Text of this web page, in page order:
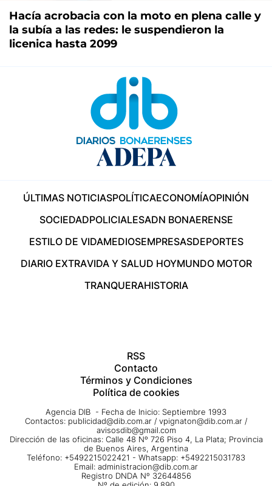
Hacía acrobacia con la moto en plena calle y
la subía a las redes: le suspendieron la
licenica hasta 2099
ÚLTIMAS NOTICIASPOLÍTICAECONOMÍAOPINIÓN
SOCIEDADPOLICIALESADN BONAERENSE
ESTILO DE VIDAMEDIOSEMPRESASDEPORTES
DIARIO EXTRAVIDA Y SALUD HOYMUNDO MOTOR
TRANQUERAHISTORIA
RSS
Contacto
Términos y Condiciones
Política de cookies
Agencia DIB - Fecha de Inicio: Septiembre 1993
Contactos: publicidad@dib.com.ar / vpignaton@dib.com.ar /
avisosdib@gmail.com
Dirección de las oficinas: Calle 48 Nº 726 Piso 4, La Plata; Provincia
de Buenos Aires, Argentina
Teléfono: +5492215022421 - Whatsapp: +5492215031783
Email: administracion@dib.com.ar
Registro DNDA Nº 32644856